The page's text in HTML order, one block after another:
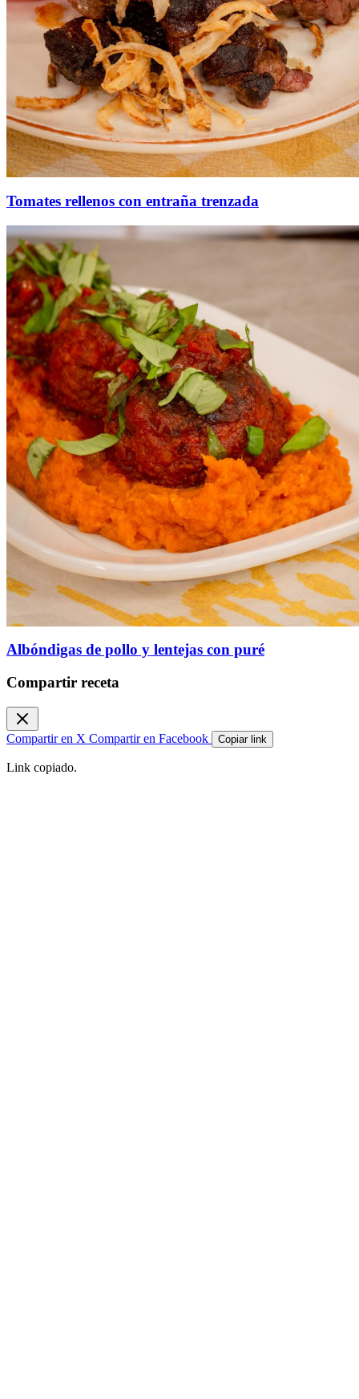
Tomates rellenos con entraña trenzada
Albóndigas de pollo y lentejas con puré
Compartir receta
Compartir en X Compartir en Facebook Copiar link
Link copiado.